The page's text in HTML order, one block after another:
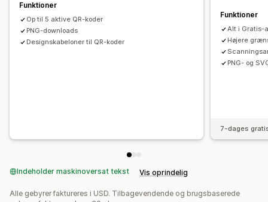
Funktioner
Op til 5 aktive QR-koder
PNG-downloads
Designskabeloner til QR-koder
Funktioner
Alt i Gratis-
Højere
PNG- og
7-dages
Indeholder maskinoversat tekst Vis oprindelig
Alle gebyrer faktureres i USD. Tilbagevendende og brugsbaserede